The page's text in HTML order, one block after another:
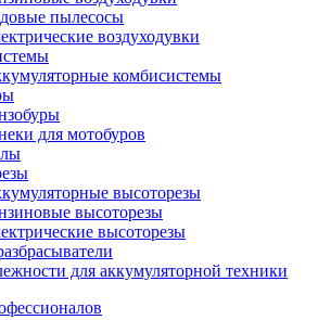
пылесосы
воздуходувки
комбисистемы
для мотобуров
высоторезы
высоторезы
высоторезы
для аккумуляторной техники